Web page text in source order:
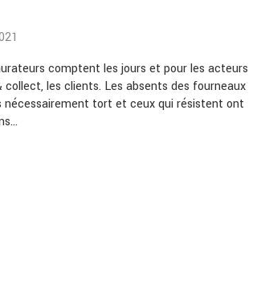
comptent les jours et pour les acteurs
collect, les clients. Les absents des fourneaux
nécessairement tort et ceux qui résistent ont